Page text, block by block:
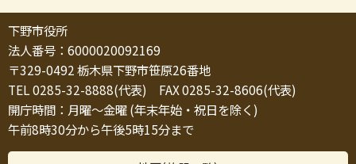
下野市役所
法人番号：6000020092169
〒329-0492 栃木県下野市笹原26番地
TEL 0285-32-8888(代表) FAX 0285-32-8606(代表)
開庁時間：月曜～金曜 (年末年始・祝日を除く)
午前8時30分から午後5時15分まで